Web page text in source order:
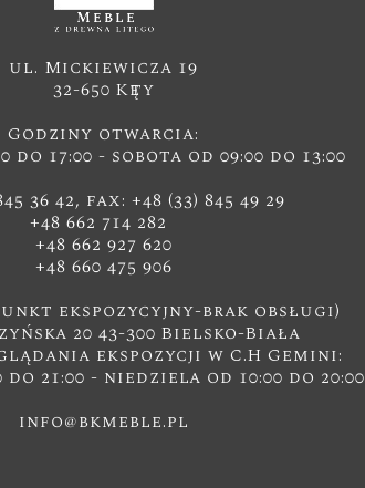
ul. Mickiewicza 19
32-650 Kęty
Godziny otwarcia:
do 17:00 - sobota od 09:00 do 13:00
36 42, fax: +48 (33) 845 49 29
+48 662 714 282
+48 662 927 620
+48 660 475 906
ekspozycyjny-brak obsługi)
20 43-300 Bielsko-Biała
ekspozycji w C.H Gemini:
do 21:00 - niedziela od 10:00 do 20:00
info@bkmeble.pl